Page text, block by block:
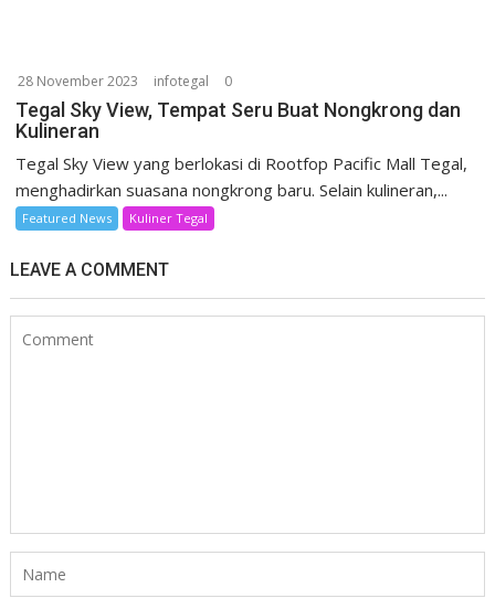
28 November 2023 infotegal 0
Tegal Sky View, Tempat Seru Buat Nongkrong dan
Kulineran
Tegal Sky View yang berlokasi di Rootfop Pacific Mall Tegal,
menghadirkan suasana nongkrong baru. Selain kulineran,...
Featured News Kuliner Tegal
LEAVE A COMMENT